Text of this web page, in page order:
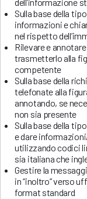
Sulla base della
informazioni e
nel rispetto
Rilevare e
trasmetterlo alla
competente
Sulla base della
telefonate alla
annotando, se
non sia presente
Sulla base della
e dare
utilizzando codici
sia italiana che
Gestire la
in “inoltro” verso
format standard